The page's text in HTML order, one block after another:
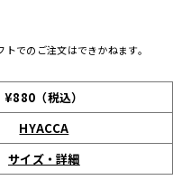
でのご注文はできかねます。
¥880（税込）
HYACCA
サイズ・詳細